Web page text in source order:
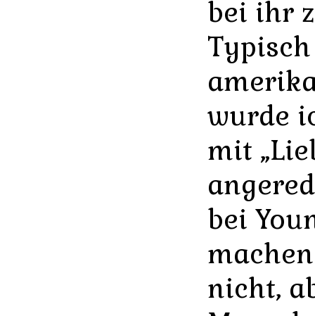
bei ihr
Typisch
wurde
mit
bei
nicht,